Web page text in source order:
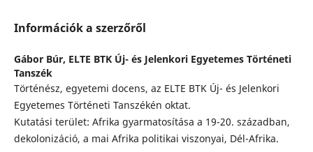
Információk a szerzőről
Gábor Búr, ELTE BTK Új- és Jelenkori Egyetemes Történeti
Tanszék
Történész, egyetemi docens, az ELTE BTK Új- és Jelenkori
Egyetemes Történeti Tanszékén oktat.
Kutatási terület: Afrika gyarmatosítása a 19-20. században,
dekolonizáció, a mai Afrika politikai viszonyai, Dél-Afrika.